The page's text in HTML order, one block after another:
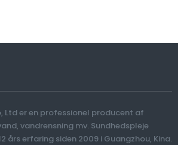
Ltd er en professionel producent af
vandrensning mv. Sundhedspleje
års erfaring siden 2009 i Guangzhou, Kina.